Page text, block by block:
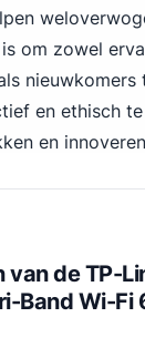
om zowel
nieuwkomers
en ethisch
en
van de TP-
Band Wi-Fi